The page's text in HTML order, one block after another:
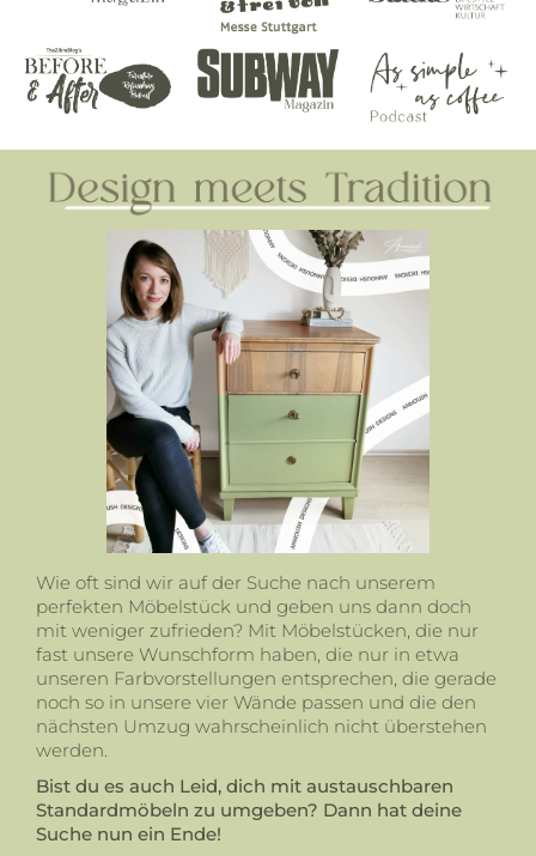
Wie oft sind wir auf der Suche nach unserem
perfekten Möbelstück und geben uns dann doch
mit weniger zufrieden? Mit Möbelstücken, die nur
fast unsere Wunschform haben, die nur in etwa
unseren Farbvorstellungen entsprechen, die gerade
noch so in unsere vier Wände passen und die den
nächsten Umzug wahrscheinlich nicht überstehen
werden.
Bist du es auch Leid, dich mit austauschbaren
Standardmöbeln zu umgeben? Dann hat deine
Suche nun ein Ende!